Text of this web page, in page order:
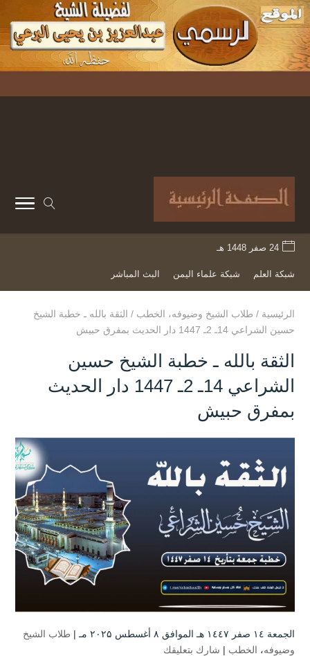
24 صفر 1448 هـ
شبكة العلم شبكة علماء اليمن البث المباشر
الرئيسية / طلاب الشيخ وضيوفه، الخطب / الثقة بالله ـ خطبة الشيخ
حسين الشراعي 14ـ 2ـ 1447 دار الحديث بمفرق حبيش
الثقة بالله ـ خطبة الشيخ حسين
الشراعي 14ـ 2ـ 1447 دار الحديث
بمفرق حبيش
الجمعة ۱٤ صفر ۱٤٤۷ هـ الموافق ۸ أغسطس ۲۰۲۵ مـ |
طلاب الشيخ
وضيوفه، الخطب | شارك بتعليقك